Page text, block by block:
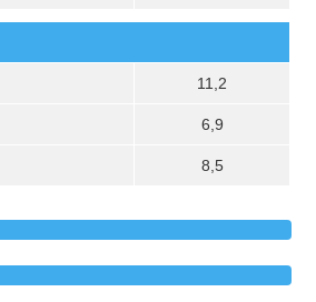
11,2
6,9
8,5